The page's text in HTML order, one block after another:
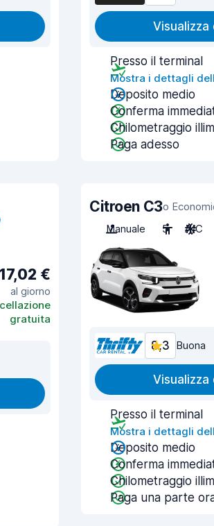
Presso il terminal
Mostra i dettagli
Deposito medio
Conferma
Chilometraggio
Paga adesso
17,02 €
al giorno
gratuita
Citroen C3o
Manuale
5 A/C
8,3 Buona
Presso il terminal
Mostra i dettagli
Deposito medio
Conferma
Chilometraggio
Paga una parte